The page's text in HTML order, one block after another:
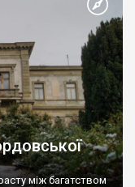
між багатством